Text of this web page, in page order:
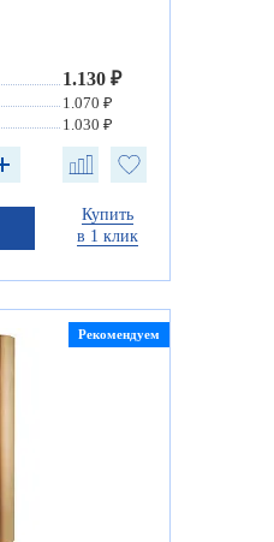
1.130 ₽
1.070 ₽
1.030 ₽
Купить
в 1 клик
Рекомендуем